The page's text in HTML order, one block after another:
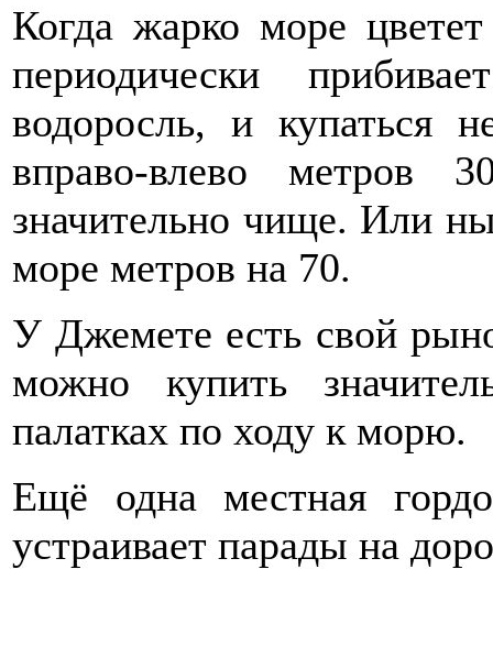
Когда жарко море
периодически
водоросль, и купаться
вправо-влево метров
значительно чище. Или
море метров на 70.
У Джемете есть свой
можно купить
палатках по ходу к морю.
Ещё одна местная
устраивает парады на